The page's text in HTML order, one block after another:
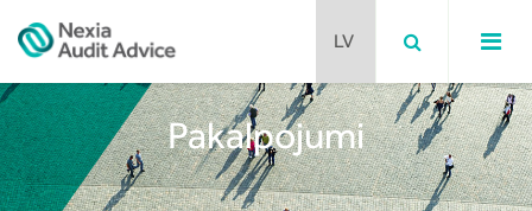
Komanda
Pakalpojumi